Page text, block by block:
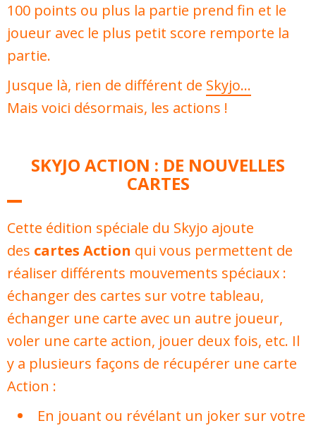
100 points ou plus la partie prend fin et le
joueur avec le plus petit score remporte la
partie.
Jusque là, rien de différent de Skyjo…
Mais voici désormais, les actions !
SKYJO ACTION : DE NOUVELLES
CARTES
Cette édition spéciale du Skyjo ajoute
des cartes Action qui vous permettent de
réaliser différents mouvements spéciaux :
échanger des cartes sur votre tableau,
échanger une carte avec un autre joueur,
voler une carte action, jouer deux fois, etc. Il
y a plusieurs façons de récupérer une carte
Action :
En jouant ou révélant un joker sur votre